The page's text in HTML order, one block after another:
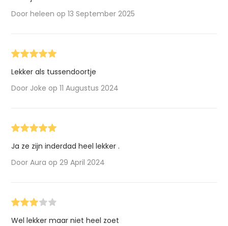
Door heleen op 13 September 2025
Lekker als tussendoortje
Door Joke op 11 Augustus 2024
Ja ze zijn inderdad heel lekker .
Door Aura op 29 April 2024
Wel lekker maar niet heel zoet